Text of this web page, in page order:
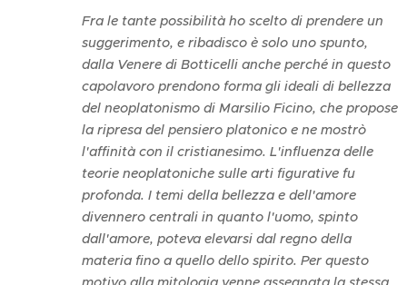
Fra le tante possibilità ho scelto di prendere un
suggerimento, e ribadisco è solo uno spunto,
dalla Venere di Botticelli anche perché in questo
capolavoro prendono forma gli ideali di bellezza
del neoplatonismo di Marsilio Ficino, che propose
la ripresa del pensiero platonico e ne mostrò
l'affinità con il cristianesimo. L'influenza delle
teorie neoplatoniche sulle arti figurative fu
profonda. I temi della bellezza e dell'amore
divennero centrali in quanto l'uomo, spinto
dall'amore, poteva elevarsi dal regno della
materia fino a quello dello spirito. Per questo